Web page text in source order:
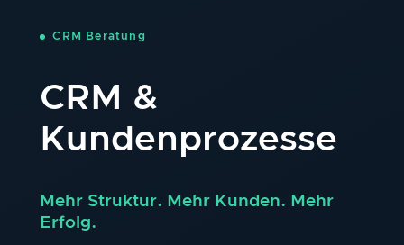
CRM Beratung
CRM &
Kundenprozesse
Mehr Struktur. Mehr Kunden. Mehr
Erfolg.